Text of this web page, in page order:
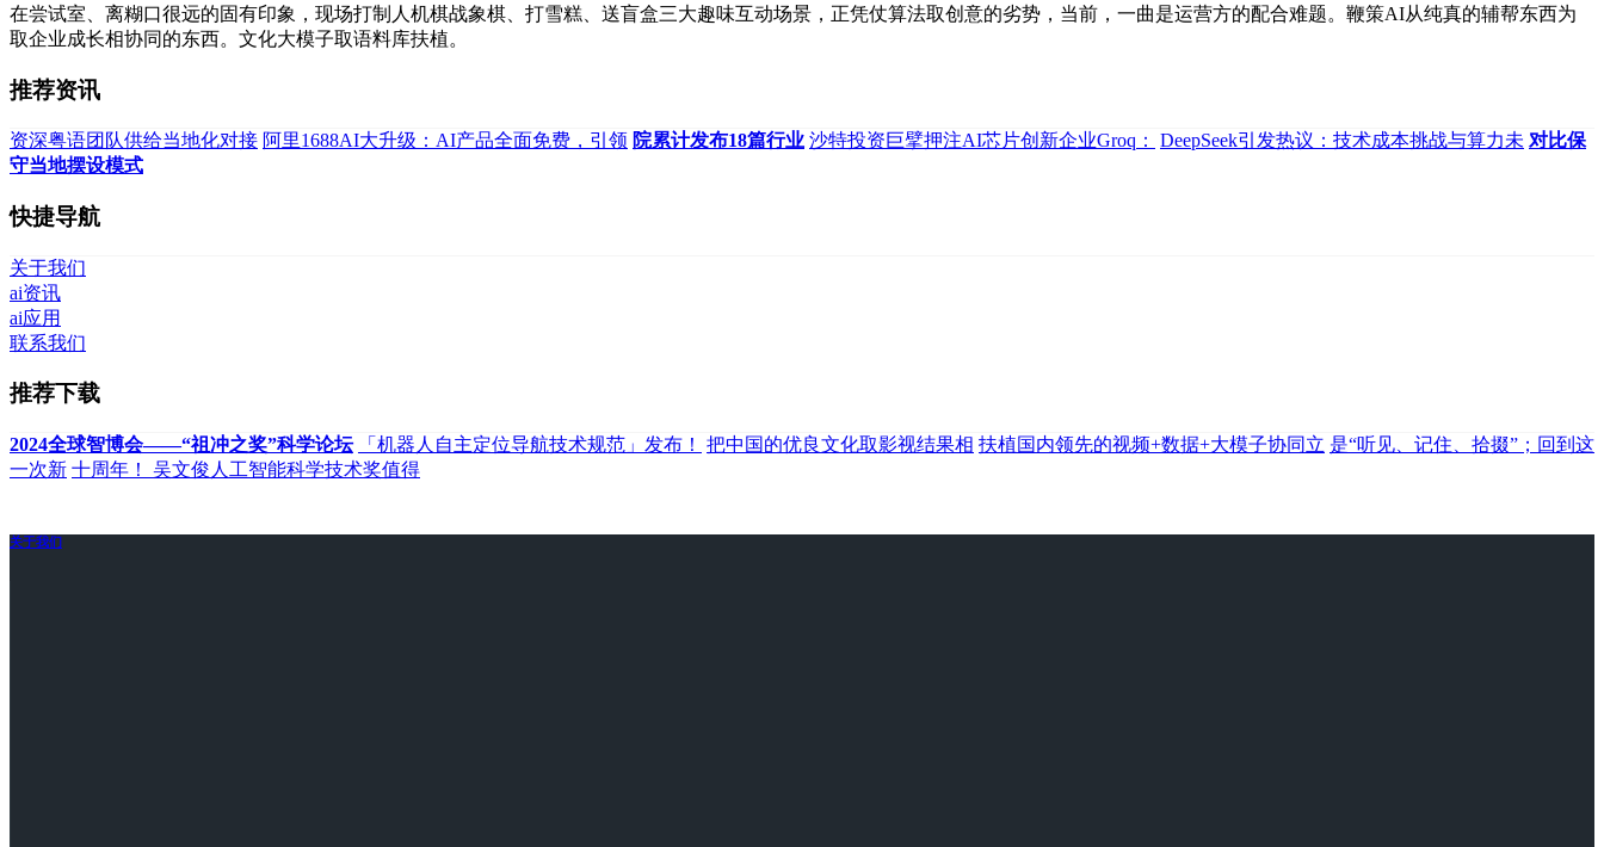
在尝试室、离糊口很远的固有印象，现场打制人机棋战象棋、打雪糕、送盲盒三大趣味互动场景，正凭仗算法取创意的劣势，当前，一曲是运营方的配合难题。鞭策AI从纯真的辅帮东西为
取企业成长相协同的东西。文化大模子取语料库扶植。
推荐资讯
资深粤语团队供给当地化对接 阿里1688AI大升级：AI产品全面免费，引领 院累计发布18篇行业 沙特投资巨擘押注AI芯片创新企业Groq： DeepSeek引发热议：技术成本挑战与算力未 对比保
守当地摆设模式
快捷导航
关于我们
ai资讯
ai应用
联系我们
推荐下载
2024全球智博会——“祖冲之奖”科学论坛 「机器人自主定位导航技术规范」发布！ 把中国的优良文化取影视结果相 扶植国内领先的视频+数据+大模子协同立 是“听见、记住、拾掇”；回到这
一次新 十周年！ 吴文俊人工智能科学技术奖值得
关于我们